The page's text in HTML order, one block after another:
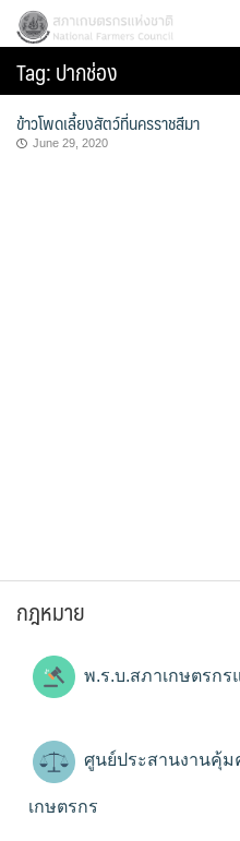
Skip
content
สภาเกษตรกรแห่งชาติ
Tag:ปากช่อง
ข้าวโพดเลี้ยงสัตว์ที่นครราชสีมา
June 29, 2020
กฎหมาย
พ.ร.บ.สภาเกษตรกร
ศูนย์ประสานงานคุ้ม
เกษตรกร